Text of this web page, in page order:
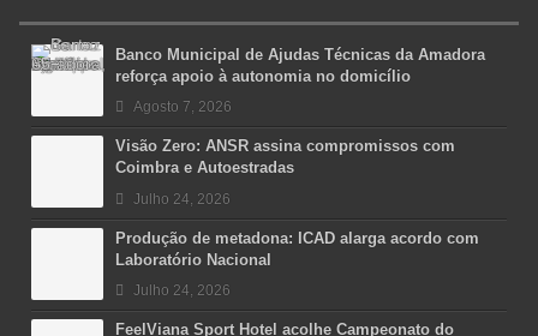
Banco Municipal de Ajudas Técnicas da Amadora
reforça apoio à autonomia no domicílio
Agosto 7, 2026
Visão Zero: ANSR assina compromissos com
Coimbra e Autoestradas
Julho 24, 2026
Produção de metadona: ICAD alarga acordo com
Laboratório Nacional
Julho 24, 2026
FeelViana Sport Hotel acolhe Campeonato do